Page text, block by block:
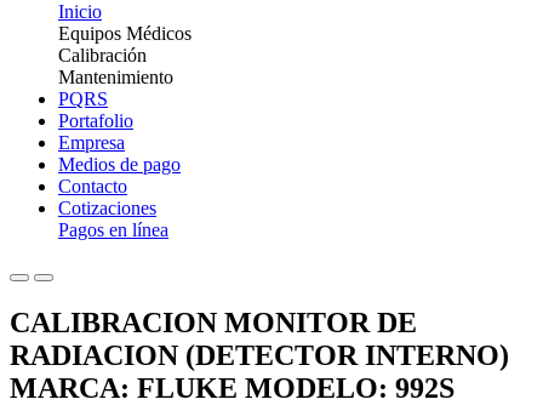
Inicio
Equipos Médicos
Calibración
Mantenimiento
PQRS
Portafolio
Empresa
Medios de pago
Contacto
Cotizaciones
Pagos en línea
CALIBRACION MONITOR DE
RADIACION (DETECTOR INTERNO)
MARCA: FLUKE MODELO: 992S